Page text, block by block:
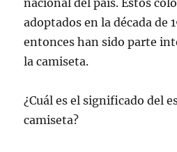
nacional del país. Estos
adoptados en la década de
entonces han sido parte
la camiseta.
¿Cuál es el significado del
camiseta?